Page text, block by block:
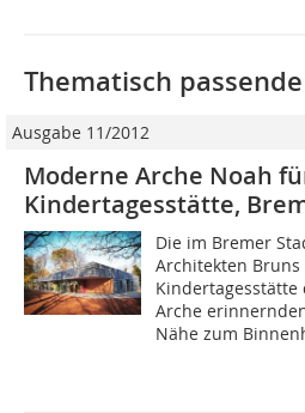
Thematisch
Ausgabe 11/2012
Moderne Arche Noah
Kindertagesstätte,
Die im Bremer
Architekten Bruns
Arche
Nähe zum